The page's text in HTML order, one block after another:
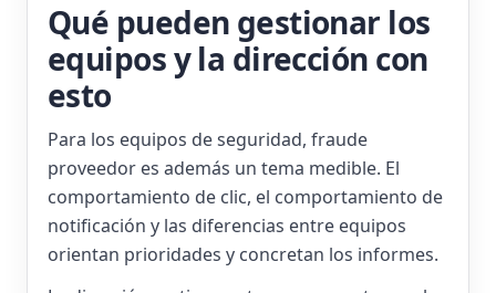
Qué pueden gestionar los
equipos y la dirección con
esto
Para los equipos de seguridad, fraude
proveedor es además un tema medible. El
comportamiento de clic, el comportamiento de
notificación y las diferencias entre equipos
orientan prioridades y concretan los informes.